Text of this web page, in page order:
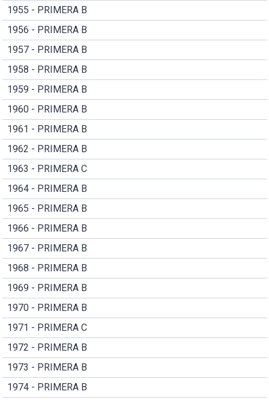
1955 - PRIMERA B
1956 - PRIMERA B
1957 - PRIMERA B
1958 - PRIMERA B
1959 - PRIMERA B
1960 - PRIMERA B
1961 - PRIMERA B
1962 - PRIMERA B
1963 - PRIMERA C
1964 - PRIMERA B
1965 - PRIMERA B
1966 - PRIMERA B
1967 - PRIMERA B
1968 - PRIMERA B
1969 - PRIMERA B
1970 - PRIMERA B
1971 - PRIMERA C
1972 - PRIMERA B
1973 - PRIMERA B
1974 - PRIMERA B